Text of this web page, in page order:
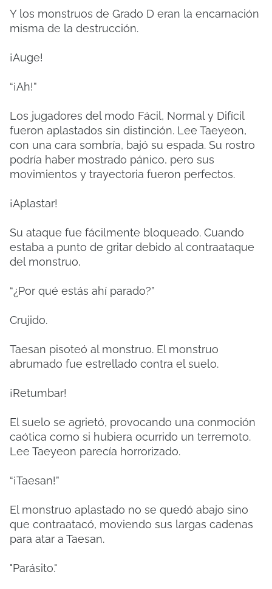
Y los monstruos de Grado D eran la encarnación
misma de la destrucción.
¡Auge!
“¡Ah!”
Los jugadores del modo Fácil, Normal y Difícil
fueron aplastados sin distinción. Lee Taeyeon,
con una cara sombría, bajó su espada. Su rostro
podría haber mostrado pánico, pero sus
movimientos y trayectoria fueron perfectos.
¡Aplastar!
Su ataque fue fácilmente bloqueado. Cuando
estaba a punto de gritar debido al contraataque
del monstruo,
“¿Por qué estás ahí parado?”
Crujido.
Taesan pisoteó al monstruo. El monstruo
abrumado fue estrellado contra el suelo.
¡Retumbar!
El suelo se agrietó, provocando una conmoción
caótica como si hubiera ocurrido un terremoto.
Lee Taeyeon parecía horrorizado.
“¡Taesan!”
El monstruo aplastado no se quedó abajo sino
que contraatacó, moviendo sus largas cadenas
para atar a Taesan.
"Parásito."